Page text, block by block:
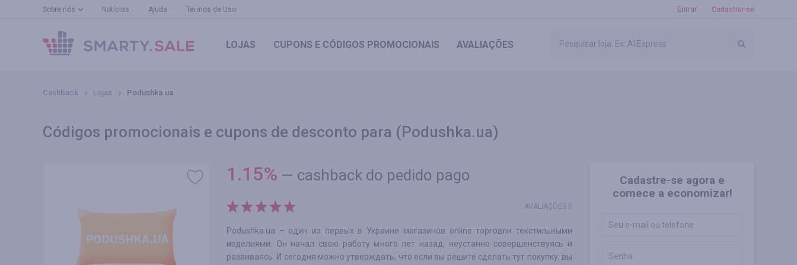
Sobre nós Notícias Ajuda Termos de Uso Entrar Cadastrar-se
LOJAS CUPONS E CÓDIGOS PROMOCIONAIS AVALIAÇÕES
Cashback Lojas Podushka.ua
Códigos promocionais e cupons de desconto para (Podushka.ua)
Cadastre-se agora e
comece a economizar!
1.15% — cashback do pedido pago
AVALIAÇÕES 0
Podushka.ua – один из первых в Украине магазинов online торговли текстильными
изделиями. Он начал свою работу много лет назад, неустанно совершенствуясь и
развиваясь. И сегодня можно утверждать, что если вы решите сделать тут покупку, вы